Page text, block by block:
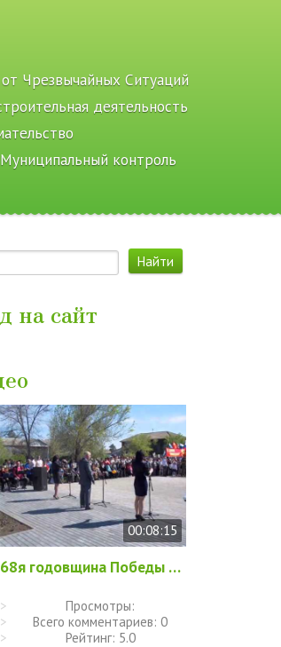
Чрезвычайных Ситуаций
деятельность
Муниципальный контроль
на сайт
00:08:15
68я годовщина Победы в ВОВ 2013 год
Просмотры:
Всего комментариев:0
Рейтинг: 5.0